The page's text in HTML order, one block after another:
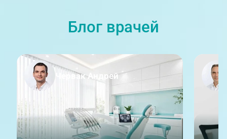
г. Златоуст, ул. Щербакова 2,
строение 1
08:00-21:00
Блог врачей
Червак Андрей